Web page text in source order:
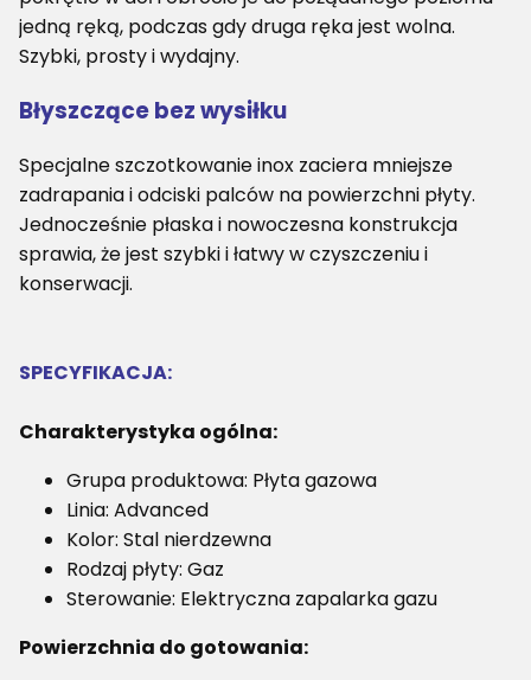
jedną ręką, podczas gdy druga ręka jest wolna.
Szybki, prosty i wydajny.
Błyszczące bez wysiłku
Specjalne szczotkowanie inox zaciera mniejsze
zadrapania i odciski palców na powierzchni płyty.
Jednocześnie płaska i nowoczesna konstrukcja
sprawia, że jest szybki i łatwy w czyszczeniu i
konserwacji.
SPECYFIKACJA:
Charakterystyka ogólna:
Grupa produktowa: Płyta gazowa
Linia: Advanced
Kolor: Stal nierdzewna
Rodzaj płyty: Gaz
Sterowanie: Elektryczna zapalarka gazu
Powierzchnia do gotowania: